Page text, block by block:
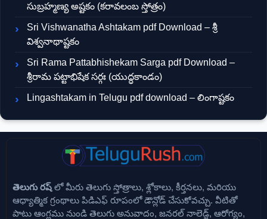
సుబ్రహ్మణ్య అష్టకం (కరావలంబ స్తోత్రం)
Sri Vishwanatha Ashtakam pdf Download – శ్రీ
విశ్వనాథాష్టకం
Sri Rama Pattabhishekam Sarga pdf Download –
శ్రీరామ పట్టాభిషేక సర్గః (యుద్ధకాండం)
Lingashtakam in Telugu pdf download – లింగాష్టకం
తెలుగు రష్ లో మీరు తెలుగు స్తోత్రాలు, శ్లోకాలు, కీర్తనలు, మరియు
ఆధ్యాత్మిక గ్రంథాలు పిడిఎఫ్ రూపంలో డౌన్లోడ్ చేసుకోవచ్చు. వీటితో
పాటు ఆంగ్లము నుండి తెలుగు అనువాదం, జనరల్ నాలెడ్జ్, ఆరోగ్యం,